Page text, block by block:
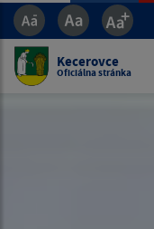
Kecerovce
Oficiálna stránka